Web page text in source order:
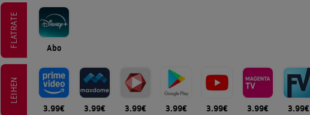
FLATRATE Abo
LEIHEN
3.99€ 3.99€ 3.99€ 3.99€ 3.99€ 3.99€ 3.99€